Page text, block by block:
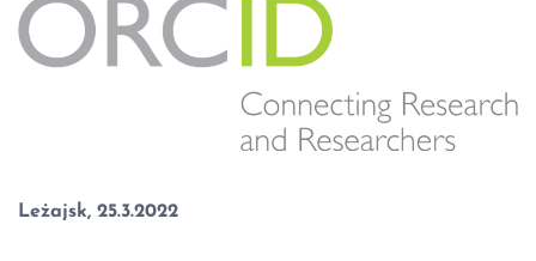
Leżajsk, 25.3.2022